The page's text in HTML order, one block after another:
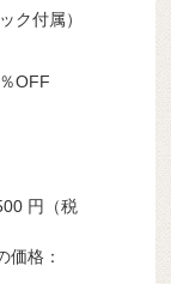
ク付属）
OFF
円（税
価格：